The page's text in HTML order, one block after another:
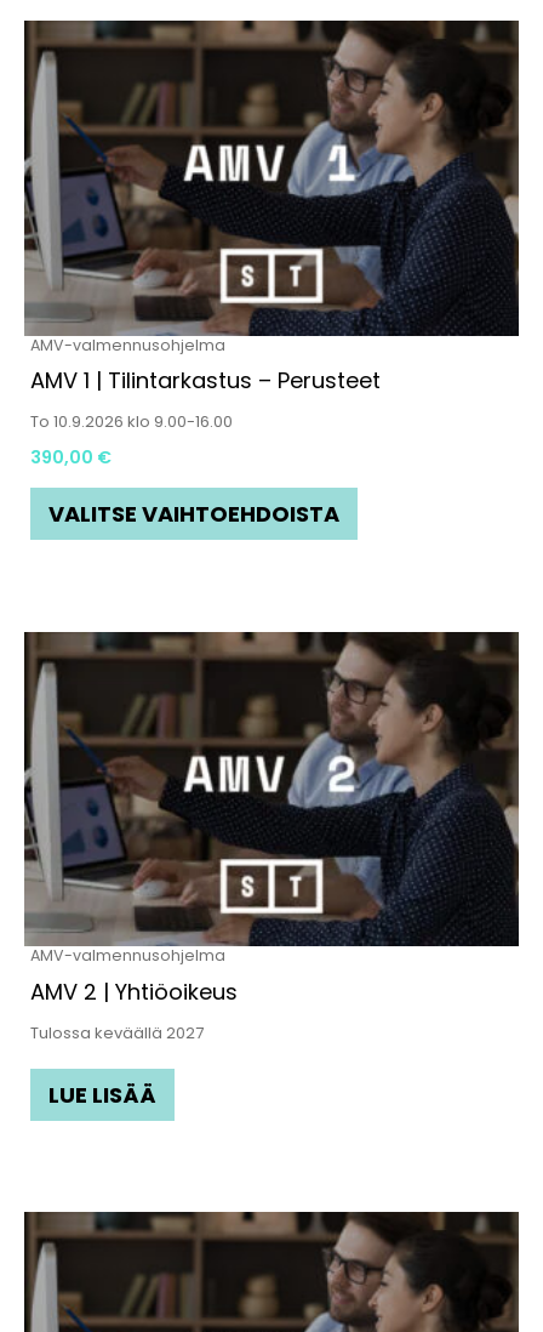
AMV-valmennusohjelma
AMV 1 | Tilintarkastus – Perusteet
To 10.9.2026 klo 9.00-16.00
390,00 €
VALITSE VAIHTOEHDOISTA
Tällä
tuotteella
on
useampi
muunnelma.
Voit
tehdä
valinnat
tuotteen
AMV-valmennusohjelma
AMV 2 | Yhtiöoikeus
Tulossa keväällä 2027
LUE LISÄÄ